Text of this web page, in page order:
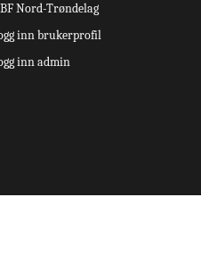
Nord-Trøndelag
inn brukerprofil
inn admin